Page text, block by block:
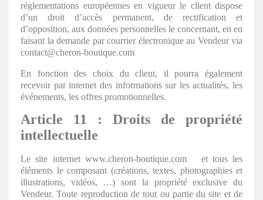
réglementations européennes en vigueur le client dispose
d’un droit d’accès permanent, de rectification et
d’opposition, aux données personnelles le concernant, en en
faisant la demande par courrier électronique au Vendeur via
contact@cheron-boutique.com
En fonction des choix du client, il pourra également
recevoir par internet des informations sur les actualités, les
événements, les offres promotionnelles.
Article 11 : Droits de propriété
intellectuelle
Le site internet www.cheron-boutique.com et tous les
éléments le composant (créations, textes, photographies et
illustrations, vidéos, …) sont la propriété exclusive du
Vendeur. Toute reproduction de tout ou partie du site et de